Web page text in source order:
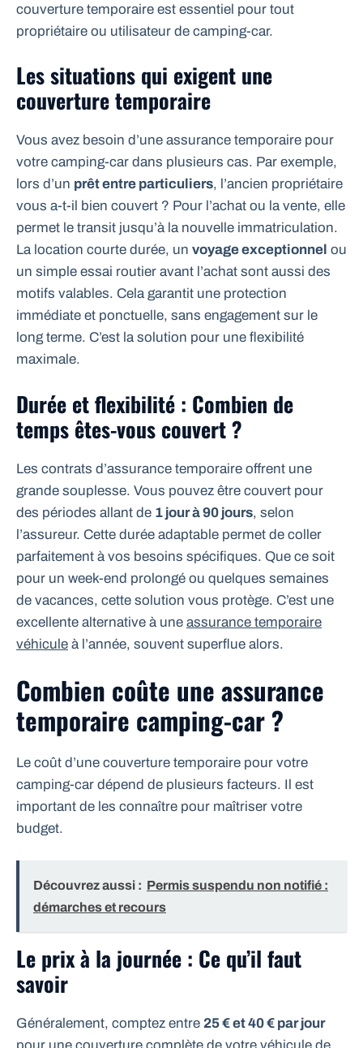
couverture temporaire est essentiel pour tout
propriétaire ou utilisateur de camping-car.
Les situations qui exigent une
couverture temporaire
Vous avez besoin d’une assurance temporaire pour
votre camping-car dans plusieurs cas. Par exemple,
lors d’un prêt entre particuliers, l’ancien propriétaire
vous a-t-il bien couvert ? Pour l’achat ou la vente, elle
permet le transit jusqu’à la nouvelle immatriculation.
La location courte durée, un voyage exceptionnel ou
un simple essai routier avant l’achat sont aussi des
motifs valables. Cela garantit une protection
immédiate et ponctuelle, sans engagement sur le
long terme. C’est la solution pour une flexibilité
maximale.
Durée et flexibilité : Combien de
temps êtes-vous couvert ?
Les contrats d’assurance temporaire offrent une
grande souplesse. Vous pouvez être couvert pour
des périodes allant de 1 jour à 90 jours, selon
l’assureur. Cette durée adaptable permet de coller
parfaitement à vos besoins spécifiques. Que ce soit
pour un week-end prolongé ou quelques semaines
de vacances, cette solution vous protège. C’est une
excellente alternative à une assurance temporaire
véhicule à l’année, souvent superflue alors.
Combien coûte une assurance
temporaire camping-car ?
Le coût d’une couverture temporaire pour votre
camping-car dépend de plusieurs facteurs. Il est
important de les connaître pour maîtriser votre
budget.
Découvrez aussi : Permis suspendu non notifié :
démarches et recours
Le prix à la journée : Ce qu’il faut
savoir
Généralement, comptez entre 25 € et 40 € par jour
pour une couverture complète de votre véhicule de